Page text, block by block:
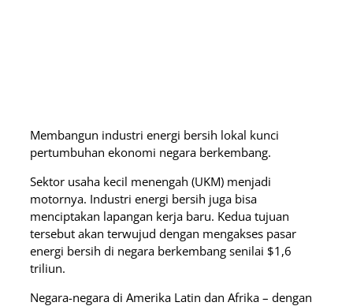
Membangun industri energi bersih lokal kunci
pertumbuhan ekonomi negara berkembang.
Sektor usaha kecil menengah (UKM) menjadi
motornya. Industri energi bersih juga bisa
menciptakan lapangan kerja baru. Kedua tujuan
tersebut akan terwujud dengan mengakses pasar
energi bersih di negara berkembang senilai $1,6
triliun.
Negara-negara di Amerika Latin dan Afrika – dengan